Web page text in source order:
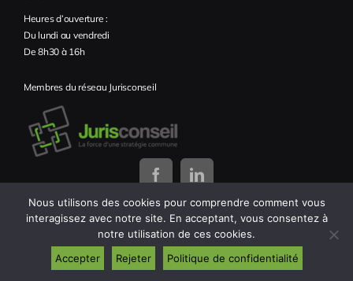
Heures d’ouverture :
Du lundi au vendredi
De 8h30 à 16h
Membres du réseau Jurisconseil
Nous utilisons des cookies pour comprendre comment vous
interagissez avec notre site. En acceptant, vous consentez à
notre utilisation de ces cookies.
Accepter
Rejeter Politique de confidentialité